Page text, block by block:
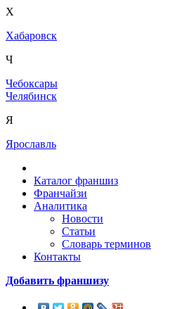
Х
Хабаровск
Ч
Чебоксары
Челябинск
Я
Ярославль
Каталог франшиз
Франчайзи
Аналитика
Новости
Статьи
Словарь терминов
Контакты
Добавить франшизу